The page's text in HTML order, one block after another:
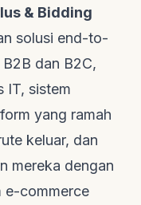
& Bidding
solusi end-to-
dan B2C,
IT, sistem
yang ramah
keluar, dan
mereka dengan
e-commerce